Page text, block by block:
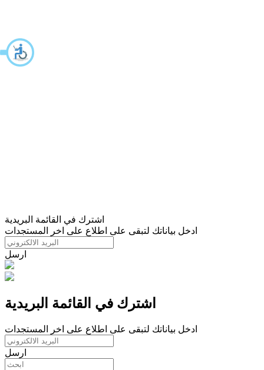
اشترك في القائمة البريدية
ادخل بياناتك لتبقى على اطلاع على اخر المستجدات
ارسل
اشترك في القائمة البريدية
ادخل بياناتك لتبقى على اطلاع على اخر المستجدات
ارسل